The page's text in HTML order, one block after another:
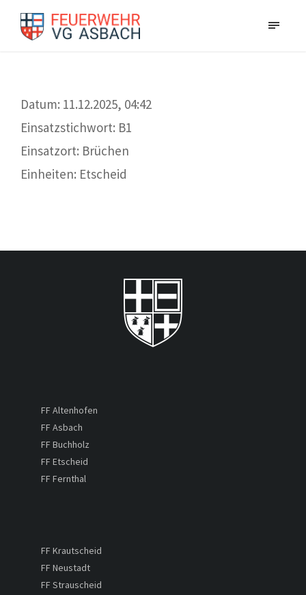
Datum: 11.12.2025, 04:42
Einsatzstichwort: B1
Einsatzort: Brüchen
Einheiten: Etscheid
FF Altenhofen
FF Asbach
FF Buchholz
FF Etscheid
FF Fernthal
FF Krautscheid
FF Neustadt
FF Strauscheid